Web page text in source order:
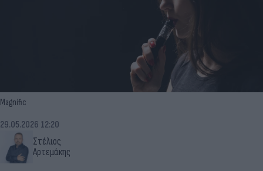
Magnific
Στέλιος
Αρτεμάκης
29.05.2026 12:20